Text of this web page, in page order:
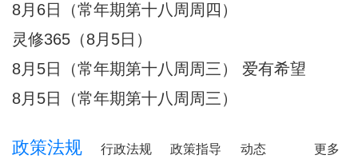
们。」（伯前 5:7）今日行动：把一
件放心不下的事，
8月6日（常年期第十八周周四）
灵修365（8月5日）
8月5日（常年期第十八周周三） 爱有希望
8月5日（常年期第十八周周三）
更多
政策法规 行政法规 政策指导 动态